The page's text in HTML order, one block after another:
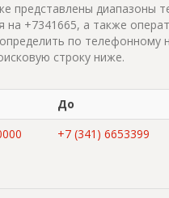
представлены диапазоны
на +7341665, а также
по телефонному
строку ниже.
До
+7 (341) 6653399